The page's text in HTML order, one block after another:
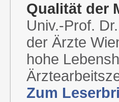
Qualität der
Univ.-Prof.
der Ärzte
hohe
Zum